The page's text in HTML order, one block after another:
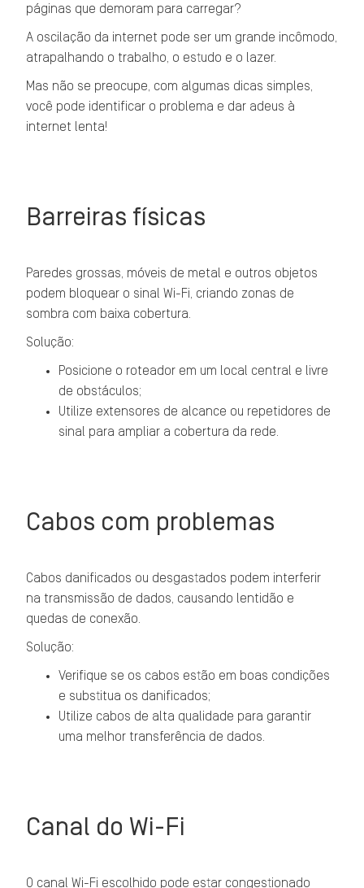
páginas que demoram para carregar?
A oscilação da internet pode ser um grande incômodo,
atrapalhando o trabalho, o estudo e o lazer.
Mas não se preocupe, com algumas dicas simples,
você pode identificar o problema e dar adeus à
internet lenta!
Barreiras físicas
Paredes grossas, móveis de metal e outros objetos
podem bloquear o sinal Wi-Fi, criando zonas de
sombra com baixa cobertura.
Solução:
Posicione o roteador em um local central e livre
de obstáculos;
Utilize extensores de alcance ou repetidores de
sinal para ampliar a cobertura da rede.
Cabos com problemas
Cabos danificados ou desgastados podem interferir
na transmissão de dados, causando lentidão e
quedas de conexão.
Solução:
Verifique se os cabos estão em boas condições
e substitua os danificados;
Utilize cabos de alta qualidade para garantir
uma melhor transferência de dados.
Canal do Wi-Fi
O canal Wi-Fi escolhido pode estar congestionado